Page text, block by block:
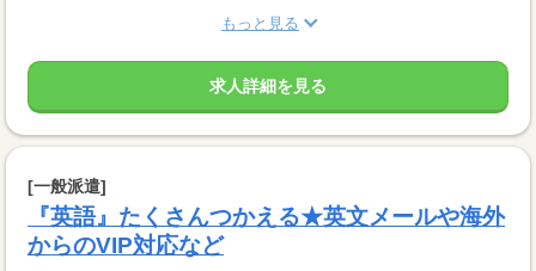
もっと見る
求人詳細を見る
[一般派遣]
『英語』たくさんつかえる★英文メールや海外
からのVIP対応など